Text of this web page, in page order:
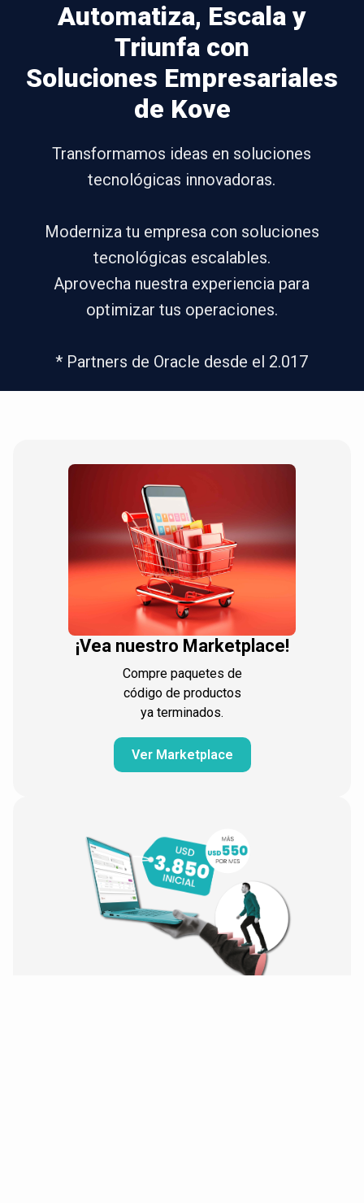
Automatiza, Escala y
Triunfa con
Soluciones Empresariales
de Kove
Transformamos ideas en soluciones
tecnológicas innovadoras.
Moderniza tu empresa con soluciones
tecnológicas escalables.
Aprovecha nuestra experiencia para
optimizar tus operaciones.
* Partners de Oracle desde el 2.017
¡Vea nuestro Marketplace!
Compre paquetes de
código de productos
ya terminados.
Ver Marketplace